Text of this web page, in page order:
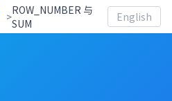
>ROW_NUMBER 与
SUM
English